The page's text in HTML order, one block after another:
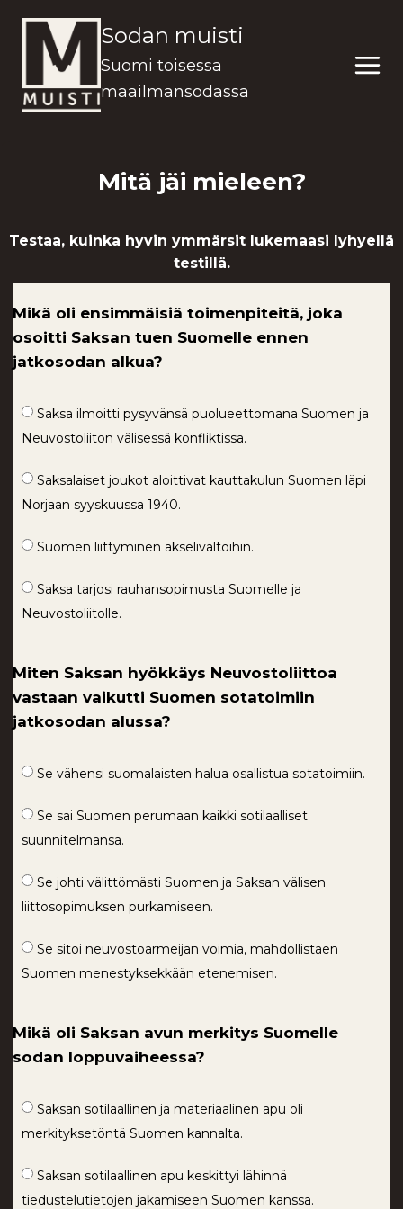
sisältöön
Sodan muisti
Suomi toisessa
maailmansodassa
Mitä jäi mieleen?
Testaa, kuinka hyvin ymmärsit lukemaasi lyhyellä
testillä.
Mikä oli ensimmäisiä toimenpiteitä, joka
osoitti Saksan tuen Suomelle ennen
jatkosodan alkua?
Saksa ilmoitti pysyvänsä puolueettomana Suomen ja
Neuvostoliiton välisessä konfliktissa.
Saksalaiset joukot aloittivat kauttakulun Suomen läpi
Norjaan syyskuussa 1940.
Suomen liittyminen akselivaltoihin.
Saksa tarjosi rauhansopimusta Suomelle ja
Neuvostoliitolle.
Miten Saksan hyökkäys Neuvostoliittoa
vastaan vaikutti Suomen sotatoimiin
jatkosodan alussa?
Se vähensi suomalaisten halua osallistua sotatoimiin.
Se sai Suomen perumaan kaikki sotilaalliset
suunnitelmansa.
Se johti välittömästi Suomen ja Saksan välisen
liittosopimuksen purkamiseen.
Se sitoi neuvostoarmeijan voimia, mahdollistaen
Suomen menestyksekkään etenemisen.
Mikä oli Saksan avun merkitys Suomelle
sodan loppuvaiheessa?
Saksan sotilaallinen ja materiaalinen apu oli
merkityksetöntä Suomen kannalta.
Saksan sotilaallinen apu keskittyi lähinnä
tiedustelutietojen jakamiseen Suomen kanssa.